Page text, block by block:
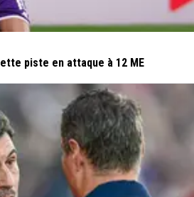
piste en attaque à 12 ME